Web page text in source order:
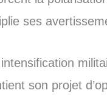
ses
son projet